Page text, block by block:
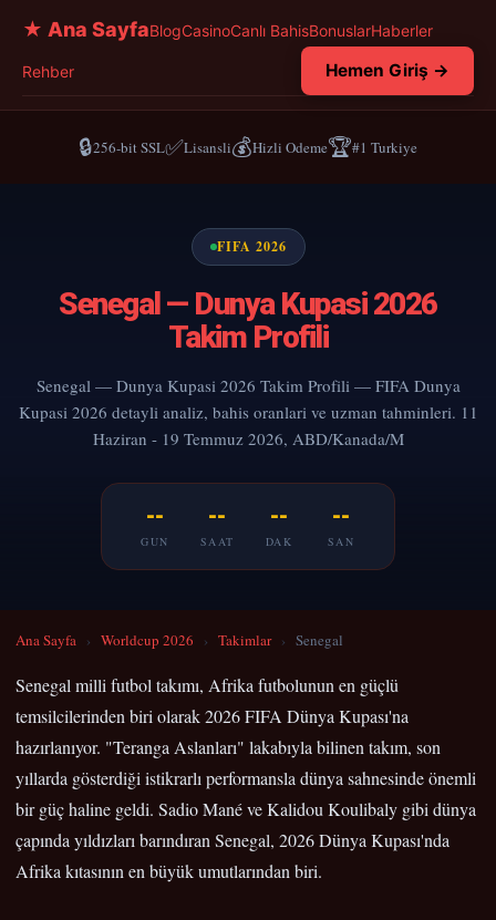
★ Ana SayfaBlogCasinoCanlı BahisBonuslarHaberler
Rehber Hemen Giriş →
🔒256-bit SSL✅Lisansli💰Hizli Odeme🏆#1 Turkiye
FIFA 2026
Senegal — Dunya Kupasi 2026
Takim Profili
Senegal — Dunya Kupasi 2026 Takim Profili — FIFA Dunya
Kupasi 2026 detayli analiz, bahis oranlari ve uzman tahminleri. 11
Haziran - 19 Temmuz 2026, ABD/Kanada/M
--
GUN
--
SAAT
--
DAK
--
SAN
Ana Sayfa › Worldcup 2026 › Takimlar › Senegal
Senegal milli futbol takımı, Afrika futbolunun en güçlü
temsilcilerinden biri olarak 2026 FIFA Dünya Kupası'na
hazırlanıyor. "Teranga Aslanları" lakabıyla bilinen takım, son
yıllarda gösterdiği istikrarlı performansla dünya sahnesinde önemli
bir güç haline geldi. Sadio Mané ve Kalidou Koulibaly gibi dünya
çapında yıldızları barındıran Senegal, 2026 Dünya Kupası'nda
Afrika kıtasının en büyük umutlarından biri.